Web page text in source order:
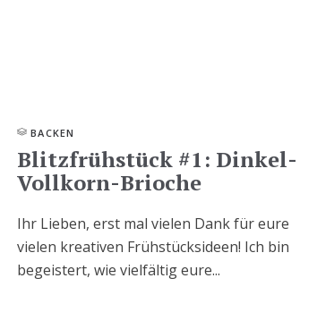
BACKEN
Blitzfrühstück #1: Dinkel-
Vollkorn-Brioche
Ihr Lieben, erst mal vielen Dank für eure
vielen kreativen Frühstücksideen! Ich bin
begeistert, wie vielfältig eure...